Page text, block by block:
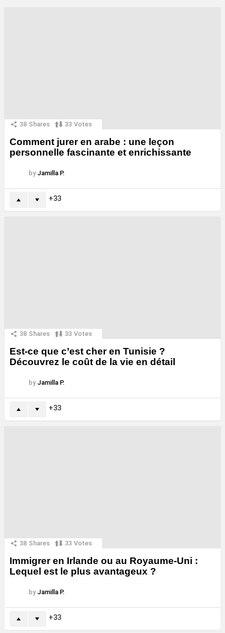
38 Shares 33 Votes
Comment jurer en arabe : une leçon
personnelle fascinante et enrichissante
by Jamilla P.
33
38 Shares 33 Votes
Est-ce que c’est cher en Tunisie ?
Découvrez le coût de la vie en détail
by Jamilla P.
33
38 Shares 33 Votes
Immigrer en Irlande ou au Royaume-Uni :
Lequel est le plus avantageux ?
by Jamilla P.
33